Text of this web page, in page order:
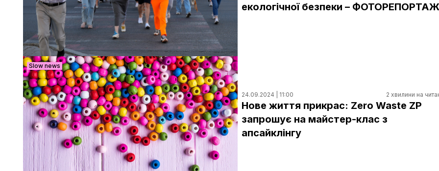
екологічної безпеки – ФОТОРЕПОРТАЖ
Slow news
24.09.2024 | 11:00 2 хвилини на
Нове життя прикрас: Zero Waste ZP
запрошує на майстер-клас з
апсайклінгу